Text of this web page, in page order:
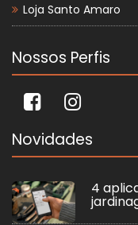
Loja Santo Amaro
Nossos Perfis
Novidades
4